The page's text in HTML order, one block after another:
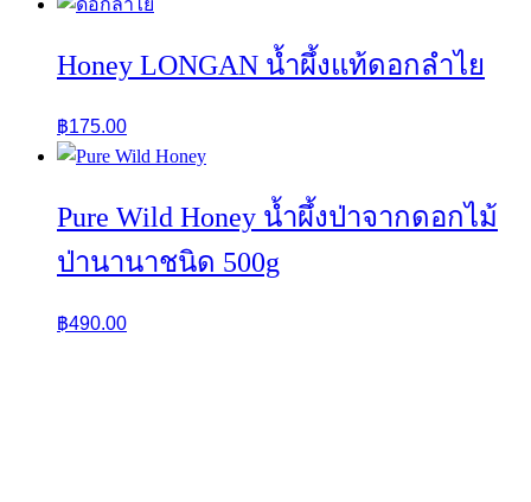
Honey LONGAN น้ำผึ้งแท้ดอกลำไย
฿175.00
Pure Wild Honey น้ำผึ้งป่าจากดอกไม้
ป่านานาชนิด 500g
฿490.00